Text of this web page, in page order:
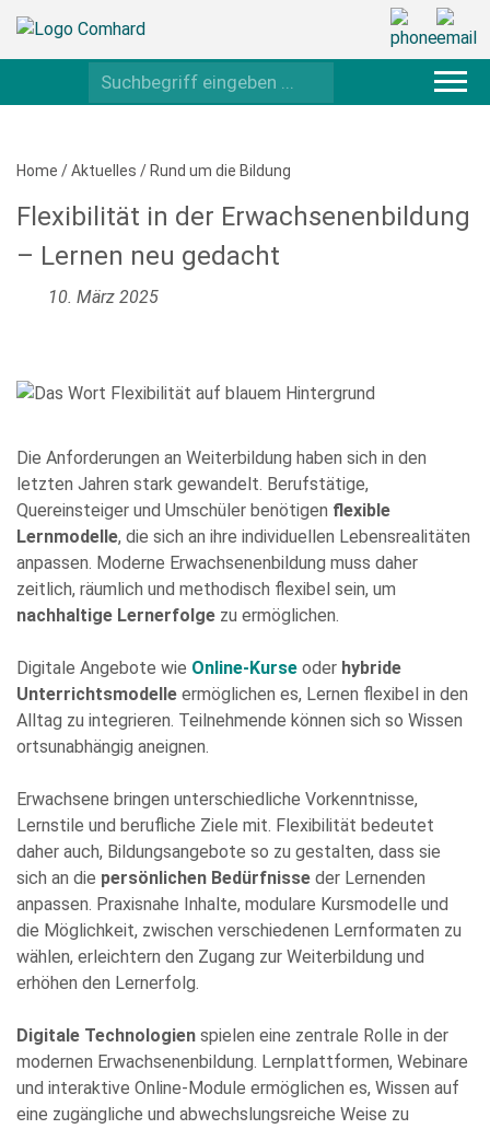
Home /Aktuelles / Rund um die Bildung
Flexibilität in der Erwachsenenbildung
– Lernen neu gedacht
10. März 2025
Die Anforderungen an Weiterbildung haben sich in den
letzten Jahren stark gewandelt. Berufstätige,
Quereinsteiger und Umschüler benötigen flexible
Lernmodelle, die sich an ihre individuellen Lebensrealitäten
anpassen. Moderne Erwachsenenbildung muss daher
zeitlich, räumlich und methodisch flexibel sein, um
nachhaltige Lernerfolge zu ermöglichen.
Digitale Angebote wie Online-Kurse oder hybride
Unterrichtsmodelle ermöglichen es, Lernen flexibel in den
Alltag zu integrieren. Teilnehmende können sich so Wissen
ortsunabhängig aneignen.
Erwachsene bringen unterschiedliche Vorkenntnisse,
Lernstile und berufliche Ziele mit. Flexibilität bedeutet
daher auch, Bildungsangebote so zu gestalten, dass sie
sich an die persönlichen Bedürfnisse der Lernenden
anpassen. Praxisnahe Inhalte, modulare Kursmodelle und
die Möglichkeit, zwischen verschiedenen Lernformaten zu
wählen, erleichtern den Zugang zur Weiterbildung und
erhöhen den Lernerfolg.
Digitale Technologien spielen eine zentrale Rolle in der
modernen Erwachsenenbildung. Lernplattformen, Webinare
und interaktive Online-Module ermöglichen es, Wissen auf
eine zugängliche und abwechslungsreiche Weise zu
Bitte
füllen
Sie
alle
Pflichtfelder
leave
this
field
empty.
Die Datenschutzerklärung habe ich zur Kenntnis genommen
und stimme der elektronischen Erhebung und Speicherung
meiner Angaben sowie Daten für den Zweck der Beantwortung
meiner Anfrage zu. Bitte beachten Sie: Diese Einwilligung
können Sie per E-Mail an info@comhard.de jederzeit für die
Diese Website ist durch reCAPTCHA geschützt und es gelten die
DatenschutzbestimmungenandNutzungsbedingungenvon
Google.